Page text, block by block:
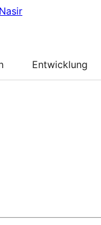
Entwicklung